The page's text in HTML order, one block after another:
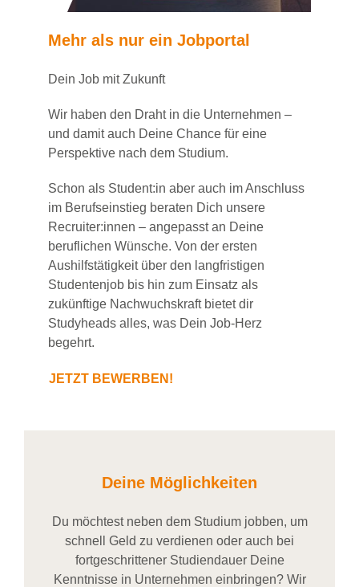
Mehr als nur ein Jobportal
Dein Job mit Zukunft
Wir haben den Draht in die Unternehmen –
und damit auch Deine Chance für eine
Perspektive nach dem Studium.
Schon als Student:in aber auch im Anschluss
im Berufseinstieg beraten Dich unsere
Recruiter:innen – angepasst an Deine
beruflichen Wünsche. Von der ersten
Aushilfstätigkeit über den langfristigen
Studentenjob bis hin zum Einsatz als
zukünftige Nachwuchskraft bietet dir
Studyheads alles, was Dein Job-Herz
begehrt.
JETZT BEWERBEN!
Deine Möglichkeiten
Du möchtest neben dem Studium jobben, um
schnell Geld zu verdienen oder auch bei
fortgeschrittener Studiendauer Deine
Kenntnisse in Unternehmen einbringen? Wir